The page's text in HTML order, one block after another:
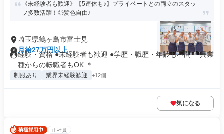
《未経験者も歓迎》【5連休も♪】プライベートとの両立のスタッ
フ多数活躍！◎髪色自由♪
埼玉県鶴ヶ島市富士見
月給27万円以上
経験・資格 ●未経験者も歓迎 ●学歴・職歴・年齢も不問 ＊異業
種からの転職者もOK ＊...
制服あり 業界未経験歓迎 +12個
気になる
正社員